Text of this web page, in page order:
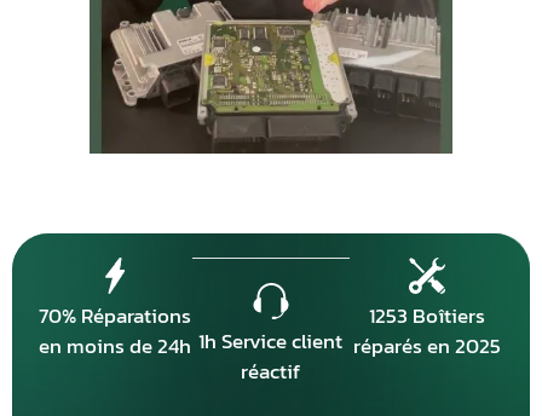
70% Réparations
en moins de 24h 1h Service client
réactif
1253 Boîtiers
réparés en 2025